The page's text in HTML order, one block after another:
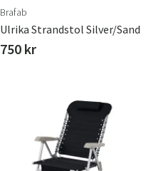
Brafab
Ulrika Strandstol Silver/sand
750 kr